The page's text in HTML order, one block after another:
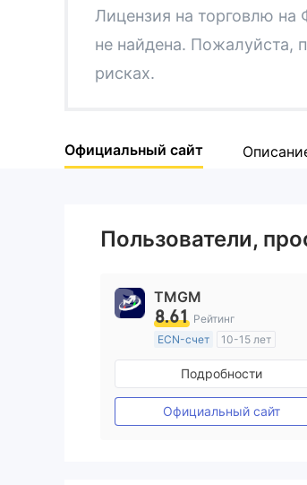
6
7
9
4
5
6
7
8
9
5
7
8
9
Лицензия на торговлю на
не найдена. Пожалуйста,
рисках.
Официальный сайт
Пользователи,
TMGM
8.61 Рейтинг
ECN-счет
10-15 лет
Регулирование в Австралия
Маркет-Мейкинг (MM)
Основной стандарт MT4
Подробности
Официальный сайт